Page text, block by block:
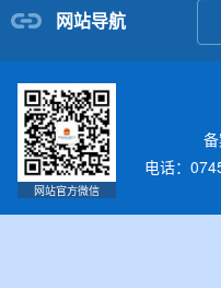
网站导航
网站官方微信
电话：